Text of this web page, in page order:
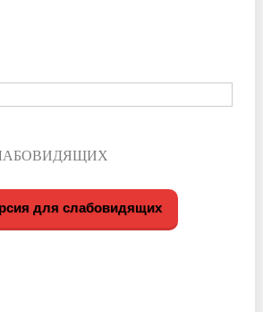
для слабовидящих